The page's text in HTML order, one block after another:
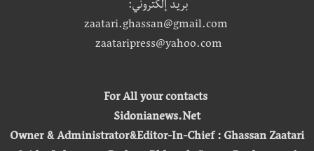
بريد إلكتروني:
zaatari.ghassan@gmail.com
zaataripress@yahoo.com
For All your contacts
Sidonianews.Net
Owner & Administrator&Editor-In-Chief : Ghassan Zaatari